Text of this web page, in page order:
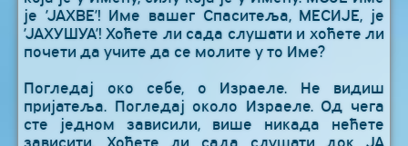
је ’ЈАХВЕ’! Име вашег Спаситеља, МЕСИЈЕ, је
’ЈАХУШУА’! Хоћете ли сада слушати и хоћете ли
почети да учите да се молите у то Име?
Погледај око себе, о Израеле. Не видиш
пријатеља. Погледај около Израеле. Од чега
сте једном зависили, више никада нећете
зависити. Хоћете ли сада слушати док ЈА